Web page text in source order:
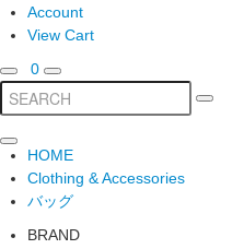
Account
View Cart
0
HOME
Clothing & Accessories
バッグ
BRAND